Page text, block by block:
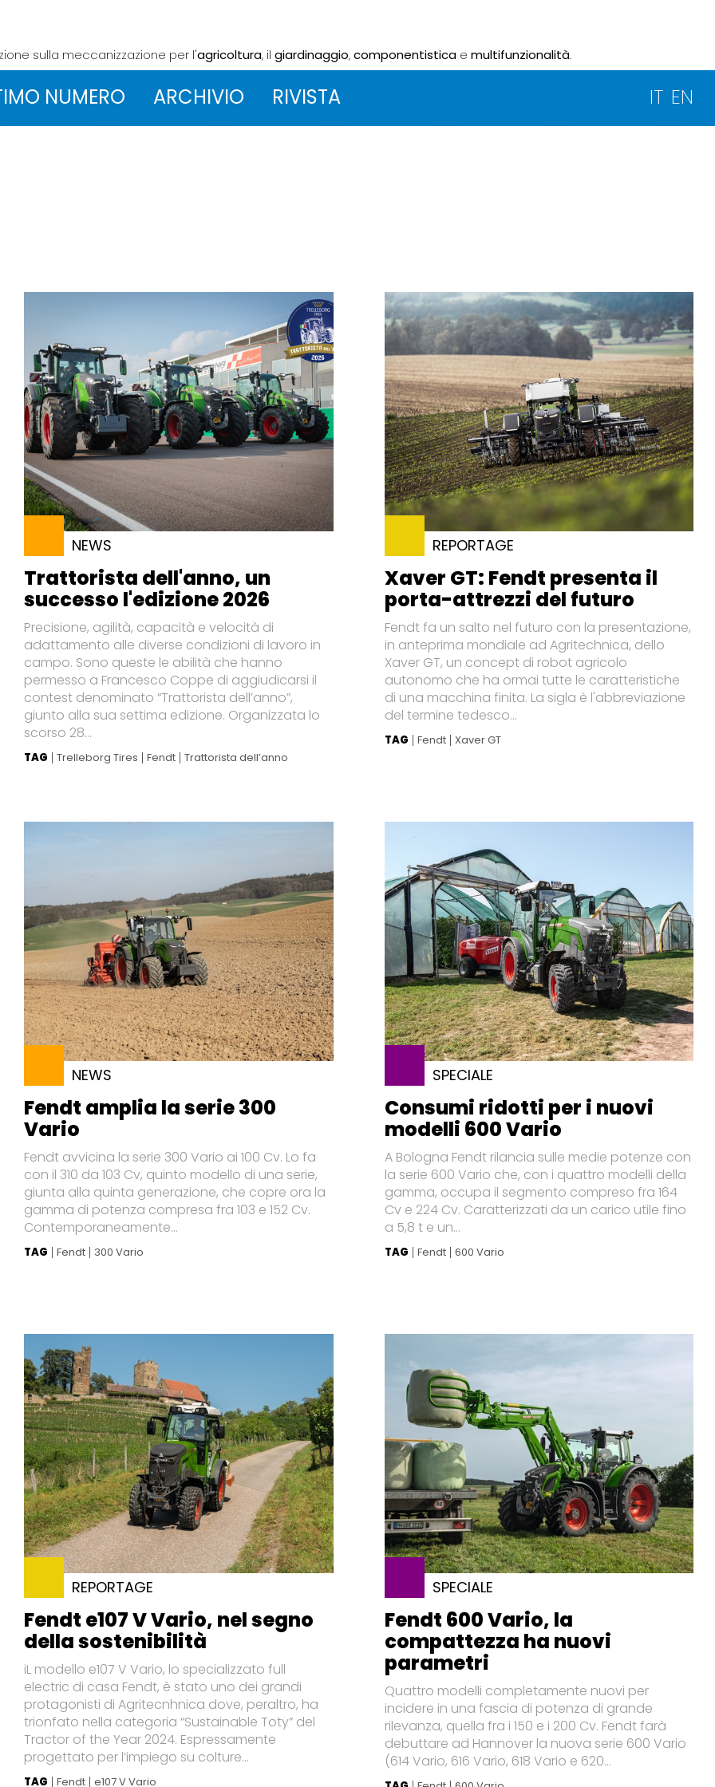
sulla meccanizzazione per l'agricoltura, il giardinaggio,componentisticae multifunzionalità.
NUMERO ARCHIVIO RIVISTA IT EN
NEWS
Trattorista dell'anno, un
successo l'edizione 2026
Precisione, agilità, capacità e velocità di
adattamento alle diverse condizioni di lavoro in
campo. Sono queste le abilità che hanno
permesso a Francesco Coppe di aggiudicarsi il
contest denominato “Trattorista dell’anno”,
giunto alla sua settima edizione. Organizzata lo
scorso 28...
TAG Trelleborg Tires Fendt Trattorista dell’anno
REPORTAGE
Xaver GT: Fendt presenta il
porta-attrezzi del futuro
Fendt fa un salto nel futuro con la presentazione,
in anteprima mondiale ad Agritechnica, dello
Xaver GT, un concept di robot agricolo
autonomo che ha ormai tutte le caratteristiche
di una macchina finita. La sigla è l'abbreviazione
del termine tedesco...
TAG Fendt Xaver GT
NEWS
Fendt amplia la serie 300
Vario
Fendt avvicina la serie 300 Vario ai 100 Cv. Lo fa
con il 310 da 103 Cv, quinto modello di una serie,
giunta alla quinta generazione, che copre ora la
gamma di potenza compresa fra 103 e 152 Cv.
Contemporaneamente...
TAG Fendt 300 Vario
SPECIALE
Consumi ridotti per i nuovi
modelli 600 Vario
A Bologna Fendt rilancia sulle medie potenze con
la serie 600 Vario che, con i quattro modelli della
gamma, occupa il segmento compreso fra 164
Cv e 224 Cv. Caratterizzati da un carico utile fino
a 5,8 t e un...
TAG Fendt 600 Vario
REPORTAGE
Fendt e107 V Vario, nel segno
della sostenibilità
iL modello e107 V Vario, lo specializzato full
electric di casa Fendt, è stato uno dei grandi
protagonisti di Agritecnhnica dove, peraltro, ha
trionfato nella categoria “Sustainable Toty” del
Tractor of the Year 2024. Espressamente
progettato per l’impiego su colture...
TAG Fendt e107 V Vario
SPECIALE
Fendt 600 Vario, la
compattezza ha nuovi
parametri
Quattro modelli completamente nuovi per
incidere in una fascia di potenza di grande
rilevanza, quella fra i 150 e i 200 Cv. Fendt farà
debuttare ad Hannover la nuova serie 600 Vario
(614 Vario, 616 Vario, 618 Vario e 620...